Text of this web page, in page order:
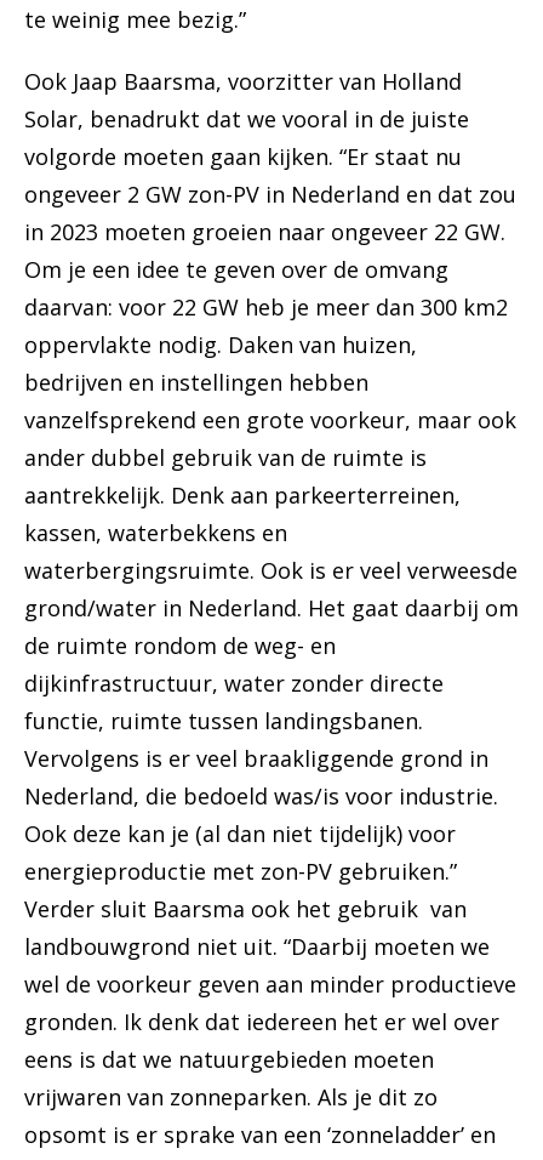
te weinig mee bezig.”
Ook Jaap Baarsma, voorzitter van Holland
Solar, benadrukt dat we vooral in de juiste
volgorde moeten gaan kijken. “Er staat nu
ongeveer 2 GW zon-PV in Nederland en dat zou
in 2023 moeten groeien naar ongeveer 22 GW.
Om je een idee te geven over de omvang
daarvan: voor 22 GW heb je meer dan 300 km2
oppervlakte nodig. Daken van huizen,
bedrijven en instellingen hebben
vanzelfsprekend een grote voorkeur, maar ook
ander dubbel gebruik van de ruimte is
aantrekkelijk. Denk aan parkeerterreinen,
kassen, waterbekkens en
waterbergingsruimte. Ook is er veel verweesde
grond/water in Nederland. Het gaat daarbij om
de ruimte rondom de weg- en
dijkinfrastructuur, water zonder directe
functie, ruimte tussen landingsbanen.
Vervolgens is er veel braakliggende grond in
Nederland, die bedoeld was/is voor industrie.
Ook deze kan je (al dan niet tijdelijk) voor
energieproductie met zon-PV gebruiken.”
Verder sluit Baarsma ook het gebruik van
landbouwgrond niet uit. “Daarbij moeten we
wel de voorkeur geven aan minder productieve
gronden. Ik denk dat iedereen het er wel over
eens is dat we natuurgebieden moeten
vrijwaren van zonneparken. Als je dit zo
opsomt is er sprake van een ‘zonneladder’ en